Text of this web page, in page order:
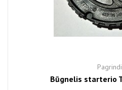
Būgnelis starterio